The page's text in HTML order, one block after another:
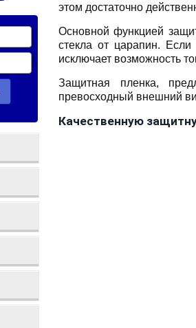
этом достаточно
Основной функцией
стекла от царапин. Если
исключает возможность
Защитная пленка,
превосходный внешний
Качественную